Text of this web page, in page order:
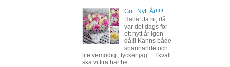
Gott Nytt År!!!!!
Hallå! Ja ni, då
var det dags för
ett nytt år igen
då!!! Känns både
spännande och
lite vemodigt, tycker jag.... I kväll
ska vi fira här he...